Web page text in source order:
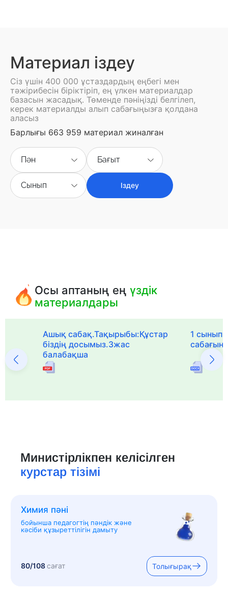
Материал іздеу
Сіз үшін 400 000 ұстаздардың еңбегі мен
тәжірибесін біріктіріп, ең үлкен материалдар
базасын жасадық. Төменде пәніңізді белгілеп,
керек материалды алып сабағыңызға қолдана
аласыз
Барлығы 663 959 материал жиналған
Пән Бағыт
Сынып Іздеу
Осы аптаның еңүздік
материалдары
Ашық сабақ.Тақырыбы:Құстар
біздің досымыз.3жас
балабақша
1
Министірлікпен келісілген
курстар тізімі
Химия пәні
бойынша педагогтің пәндік және
кәсіби құзыреттілігін дамыту
80/108сағат Толығырақ